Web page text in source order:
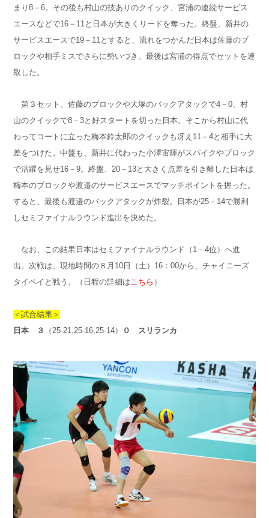
まり8－6。その後も村山の技ありのクイック、宮浦の連続サービス
エースなどで16－11と日本が大きくリードを奪った。終盤、新井の
サービスエースで19－11とすると、流れをつかんだ日本は佐藤のブ
ロックや相手ミスでさらに勢いづき、最後は宮浦の得点でセットを連
取した。
第３セット、佐藤のブロックや大塚のバックアタックで4－0、村
山のクイックで8－3と好スタートを切った日本。そこから村山に代
わってコートに立った梅本鈴太郎のクイックも冴え11－4と相手に大
差をつけた。中盤も、新井に代わった小澤宙輝がスパイクやブロック
で活躍を見せ16－9。終盤、20－13と大きく点差を引き離した日本は
梅本のブロックや渡邉のサービスエースでマッチポイントを握った。
すると、最後も渡邉のバックアタックが炸裂。日本が25－14で勝利
しセミファイナルラウンド進出を決めた。
なお、この結果日本はセミファイナルラウンド（1－4位）へ進
出。次戦は、現地時間の８月10日（土）16：00から、チャイニーズ
タイペイと戦う。（日程の詳細は こちら ）
＜試合結果＞
日本 ３
（25-21,25-16,25-14） ０ スリランカ